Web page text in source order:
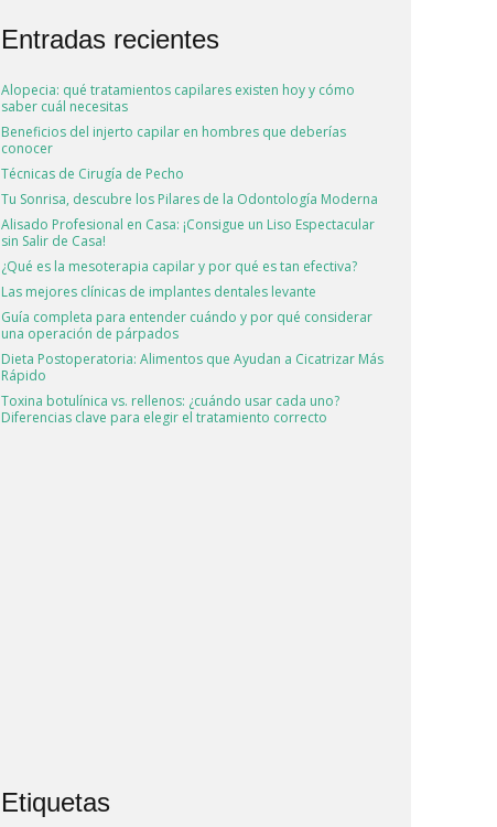
Entradas recientes
Alopecia: qué tratamientos capilares existen hoy y cómo
saber cuál necesitas
Beneficios del injerto capilar en hombres que deberías
conocer
Técnicas de Cirugía de Pecho
Tu Sonrisa, descubre los Pilares de la Odontología Moderna
Alisado Profesional en Casa: ¡Consigue un Liso Espectacular
sin Salir de Casa!
¿Qué es la mesoterapia capilar y por qué es tan efectiva?
Las mejores clínicas de implantes dentales levante
Guía completa para entender cuándo y por qué considerar
una operación de párpados
Dieta Postoperatoria: Alimentos que Ayudan a Cicatrizar Más
Rápido
Toxina botulínica vs. rellenos: ¿cuándo usar cada uno?
Diferencias clave para elegir el tratamiento correcto
Etiquetas